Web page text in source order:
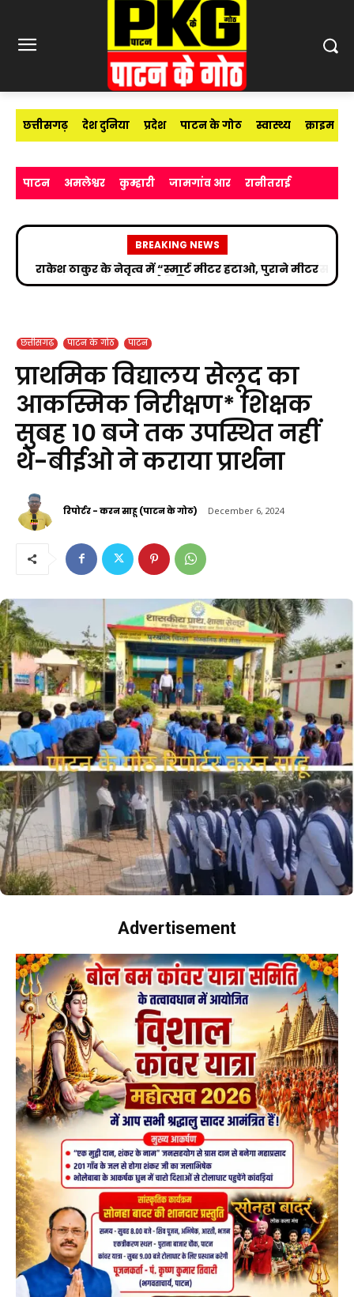
छत्तीसगढ़ देश दुनिया प्रदेश पाटन के गोठ स्वास्थ्य क्राइम
पाटन अमलेश्वर कुम्हारी जामगांव आर रानीतराई
BREAKING NEWS
सड़क हादसे के बाद उपचाररत किरण सिंह देव से मिले सांसद
विजय बघेल
छत्तीसगढ़ पाटन के गोठ पाटन
प्राथमिक विद्यालय सेलूद का
आकस्मिक निरीक्षण* शिक्षक
सुबह 10 बजे तक उपस्थित नहीं
थे-बीईओ ने कराया प्रार्थना
रिपोर्टर - करन साहू (पाटन के गोठ) December 6, 2024
Advertisement